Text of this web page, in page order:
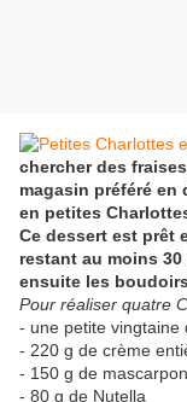
chercher des
magasin préféré en
en petites
Ce dessert est prêt
restant au moins
ensuite les
Pour réaliser quatre
- une petite vingtaine
- 220 g de crème
- 150 g de
- 80 g de Nutella